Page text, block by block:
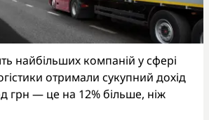
найбільших компаній у сфері
отримали сукупний дохід
грн — це на 12% більше, ніж